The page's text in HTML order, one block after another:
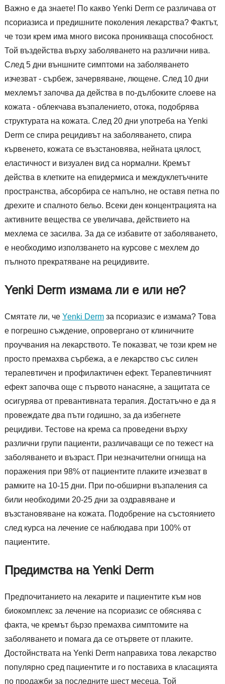
Важно е да знаете! По какво Yenki Derm се различава от
псориазиса и предишните поколения лекарства? Фактът,
че този крем има много висока проникваща способност.
Той въздейства върху заболяването на различни нива.
След 5 дни външните симптоми на заболяването
изчезват - сърбеж, зачервяване, лющене. След 10 дни
мехлемът започва да действа в по-дълбоките слоеве на
кожата - облекчава възпалението, отока, подобрява
структурата на кожата. След 20 дни употреба на Yenki
Derm се спира рецидивът на заболяването, спира
кървенето, кожата се възстановява, нейната цялост,
еластичност и визуален вид са нормални. Кремът
действа в клетките на епидермиса и междуклетъчните
пространства, абсорбира се напълно, не оставя петна по
дрехите и спалното бельо. Всеки ден концентрацията на
активните вещества се увеличава, действието на
мехлема се засилва. За да се избавите от заболяването,
е необходимо използването на курсове с мехлем до
пълното прекратяване на рецидивите.
Yenki Derm измама ли е или не?
Смятате ли, че Yenki Dermза псориазис е измама? Това
е погрешно съждение, опровергано от клиничните
проучвания на лекарството. Те показват, че този крем не
просто премахва сърбежа, а е лекарство със силен
терапевтичен и профилактичен ефект. Терапевтичният
ефект започва още с първото нанасяне, а защитата се
осигурява от превантивната терапия. Достатъчно е да я
провеждате два пъти годишно, за да избегнете
рецидиви. Тестове на крема са проведени върху
различни групи пациенти, различаващи се по тежест на
заболяването и възраст. При незначителни огнища на
поражения при 98% от пациентите плаките изчезват в
рамките на 10-15 дни. При по-обширни възпаления са
били необходими 20-25 дни за оздравяване и
възстановяване на кожата. Подобрение на състоянието
след курса на лечение се наблюдава при 100% от
пациентите.
Предимства на Yenki Derm
Предпочитанието на лекарите и пациентите към нов
биокомплекс за лечение на псориазис се обяснява с
факта, че кремът бързо премахва симптомите на
заболяването и помага да се отървете от плаките.
Достойнствата на Yenki Derm направиха това лекарство
популярно сред пациентите и го поставиха в класацията
по продажби за последните шест месеца. Той